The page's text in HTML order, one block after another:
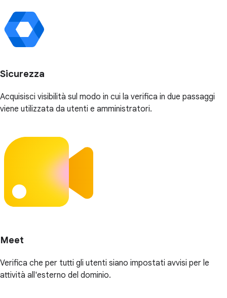
Sicurezza
Acquisisci visibilità sul modo in cui la verifica in due passaggi
viene utilizzata da utenti e amministratori.
Meet
Verifica che per tutti gli utenti siano impostati avvisi per le
attività all'esterno del dominio.